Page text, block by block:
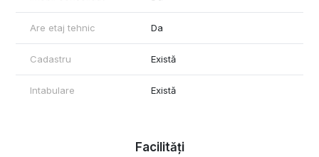
Are etaj tehnic Da
Cadastru Există
Intabulare Există
Facilități